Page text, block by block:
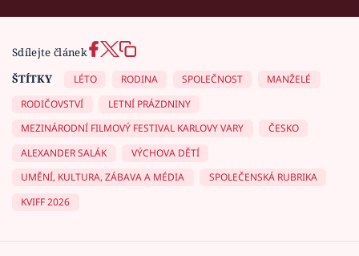
Sdílejte článek
ŠTÍTKY
LÉTO RODINA SPOLEČNOST
MANŽELÉ
RODIČOVSTVÍ
LETNÍ PRÁZDNINY
MEZINÁRODNÍ FILMOVÝ FESTIVAL KARLOVY VARY
ČESKO
ALEXANDER SALÁK
VÝCHOVA DĚTÍ
UMĚNÍ, KULTURA, ZÁBAVA A MÉDIA
SPOLEČENSKÁ RUBRIKA
KVIFF 2026